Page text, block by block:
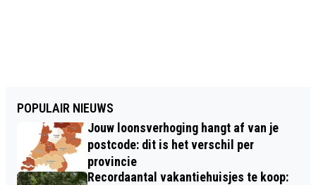
POPULAIR NIEUWS
Jouw loonsverhoging hangt af van je
postcode: dit is het verschil per
provincie
Recordaantal vakantiehuisjes te koop: